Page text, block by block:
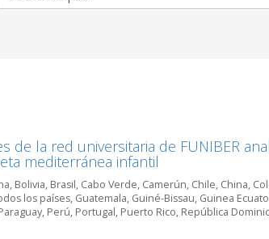
de la red universitaria de FUNIBER
mediterránea infantil
, Bolivia, Brasil, Cabo Verde, Camerún, Chile, China,
los países, Guatemala, Guiné-Bissau, Guinea
, Perú, Portugal, Puerto Rico, República